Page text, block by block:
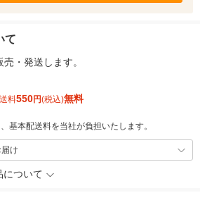
て
売・発送します。
料550円(税込)無料
基本配送料を当社が負担いたします。
け
について